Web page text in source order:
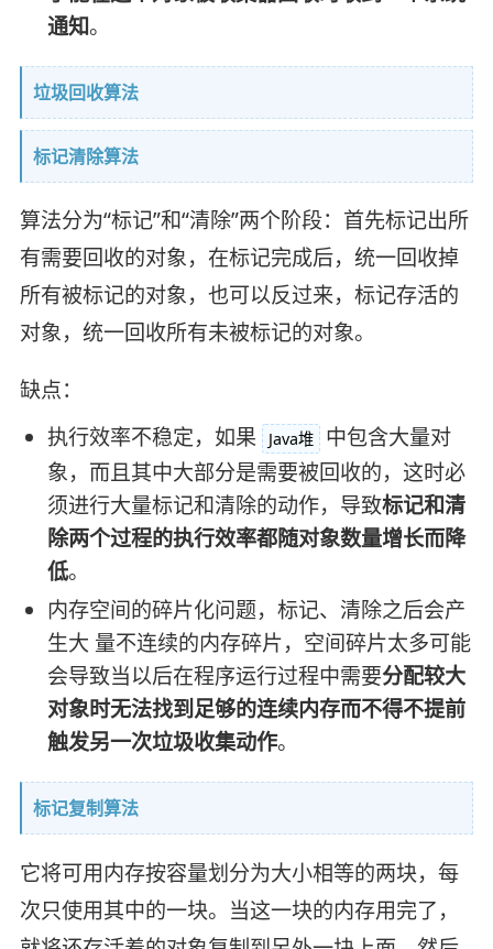
通知。
垃圾回收算法
标记清除算法
算法分为“标记”和“清除”两个阶段：首先标记出所
有需要回收的对象，在标记完成后，统一回收掉
所有被标记的对象，也可以反过来，标记存活的
对象，统一回收所有未被标记的对象。
缺点：
执行效率不稳定，如果
Java堆
中包含大量对
象，而且其中大部分是需要被回收的，这时必
须进行大量标记和清除的动作，导致标记和清
除两个过程的执行效率都随对象数量增长而降
低。
内存空间的碎片化问题，标记、清除之后会产
生大 量不连续的内存碎片，空间碎片太多可能
会导致当以后在程序运行过程中需要分配较大
对象时无法找到足够的连续内存而不得不提前
触发另一次垃圾收集动作。
标记复制算法
它将可用内存按容量划分为大小相等的两块，每
次只使用其中的一块。当这一块的内存用完了，